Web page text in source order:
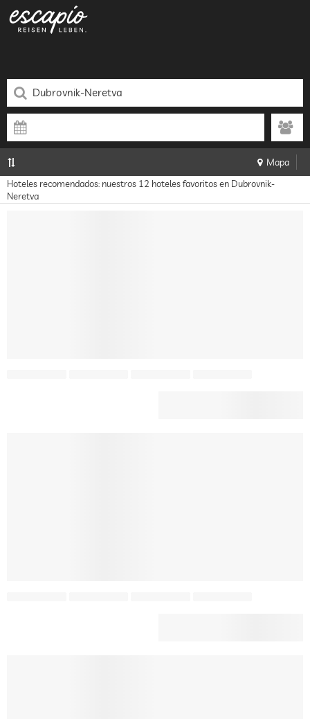
Mapa
Hoteles recomendados: nuestros 12 hoteles favoritos en Dubrovnik-
Neretva